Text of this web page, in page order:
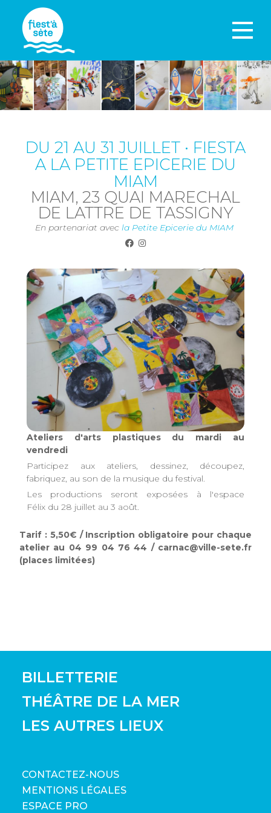
DU 21 AU 31 JUILLET • FIESTA
A LA PETITE EPICERIE DU
MIAM
MIAM, 23 QUAI MARECHAL
DE LATTRE DE TASSIGNY
En partenariat avec la Petite Epicerie du MIAM
Ateliers d'arts plastiques du mardi au
vendredi
Participez aux ateliers, dessinez, découpez,
fabriquez, au son de la musique du festival.
Les productions seront exposées à l'espace
Félix du 28 juillet au 3 août.
Tarif : 5,50€ / Inscription obligatoire pour chaque
atelier au 04 99 04 76 44 / carnac@ville-sete.fr
(places limitées)
BILLETTERIE
THÉÂTRE DE LA MER
LES AUTRES LIEUX
CONTACTEZ-NOUS
MENTIONS LÉGALES
ESPACE PRO